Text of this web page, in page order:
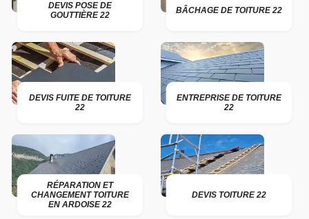
DEVIS POSE DE
GOUTTIÈRE 22
BÂCHAGE DE TOITURE 22
DEVIS FUITE DE TOITURE
22
ENTREPRISE DE TOITURE
22
RÉPARATION ET
CHANGEMENT TOITURE
EN ARDOISE 22
DEVIS TOITURE 22